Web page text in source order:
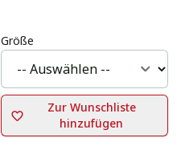
Größe
Zur Wunschliste
hinzufügen